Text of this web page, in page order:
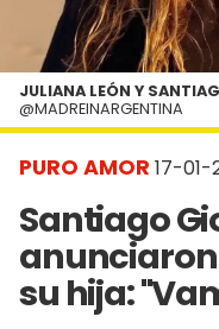
PURO AMOR 17-01-
Santiago
su hija:
JULIANA LEÓN Y
@MADREINARGENTINA